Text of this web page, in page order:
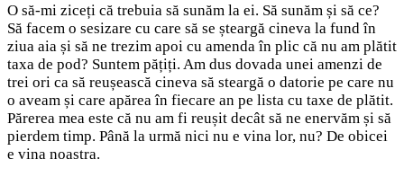
O să-mi ziceți că trebuia să sunăm la ei. Să sunăm și să ce?
Să facem o sesizare cu care să se șteargă cineva la fund în
ziua aia și să ne trezim apoi cu amenda în plic că nu am plătit
taxa de pod? Suntem pățiți. Am dus dovada unei amenzi de
trei ori ca să reușească cineva să steargă o datorie pe care nu
o aveam și care apărea în fiecare an pe lista cu taxe de plătit.
Părerea mea este că nu am fi reușit decât să ne enervăm și să
pierdem timp. Până la urmă nici nu e vina lor, nu? De obicei
e vina noastra.